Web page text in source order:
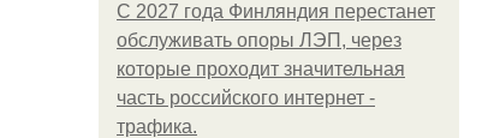
С 2027 года Финляндия перестанет
обслуживать опоры ЛЭП, через
которые проходит значительная
часть российского интернет -
трафика.